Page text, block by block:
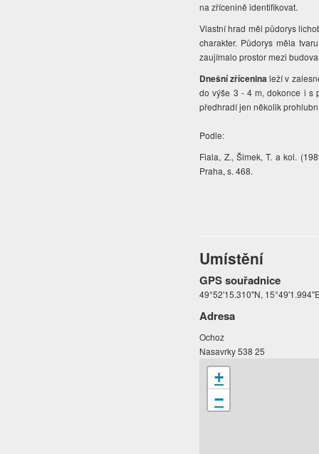
na zřícenině identifikovat.
Vlastní hrad měl půdorys
charakter. Půdorys měla
zaujímalo prostor mezi
Dnešní zříceninaleží v
do výše 3 - 4 m, dokonce i s
předhradí jen několik
Podle:
Fiala, Z., Šimek, T. a kol.
Praha, s. 468.
Umístění
GPS souřadnice
49°52'15.310"N,
Adresa
Ochoz
Nasavrky 538 25
+
−